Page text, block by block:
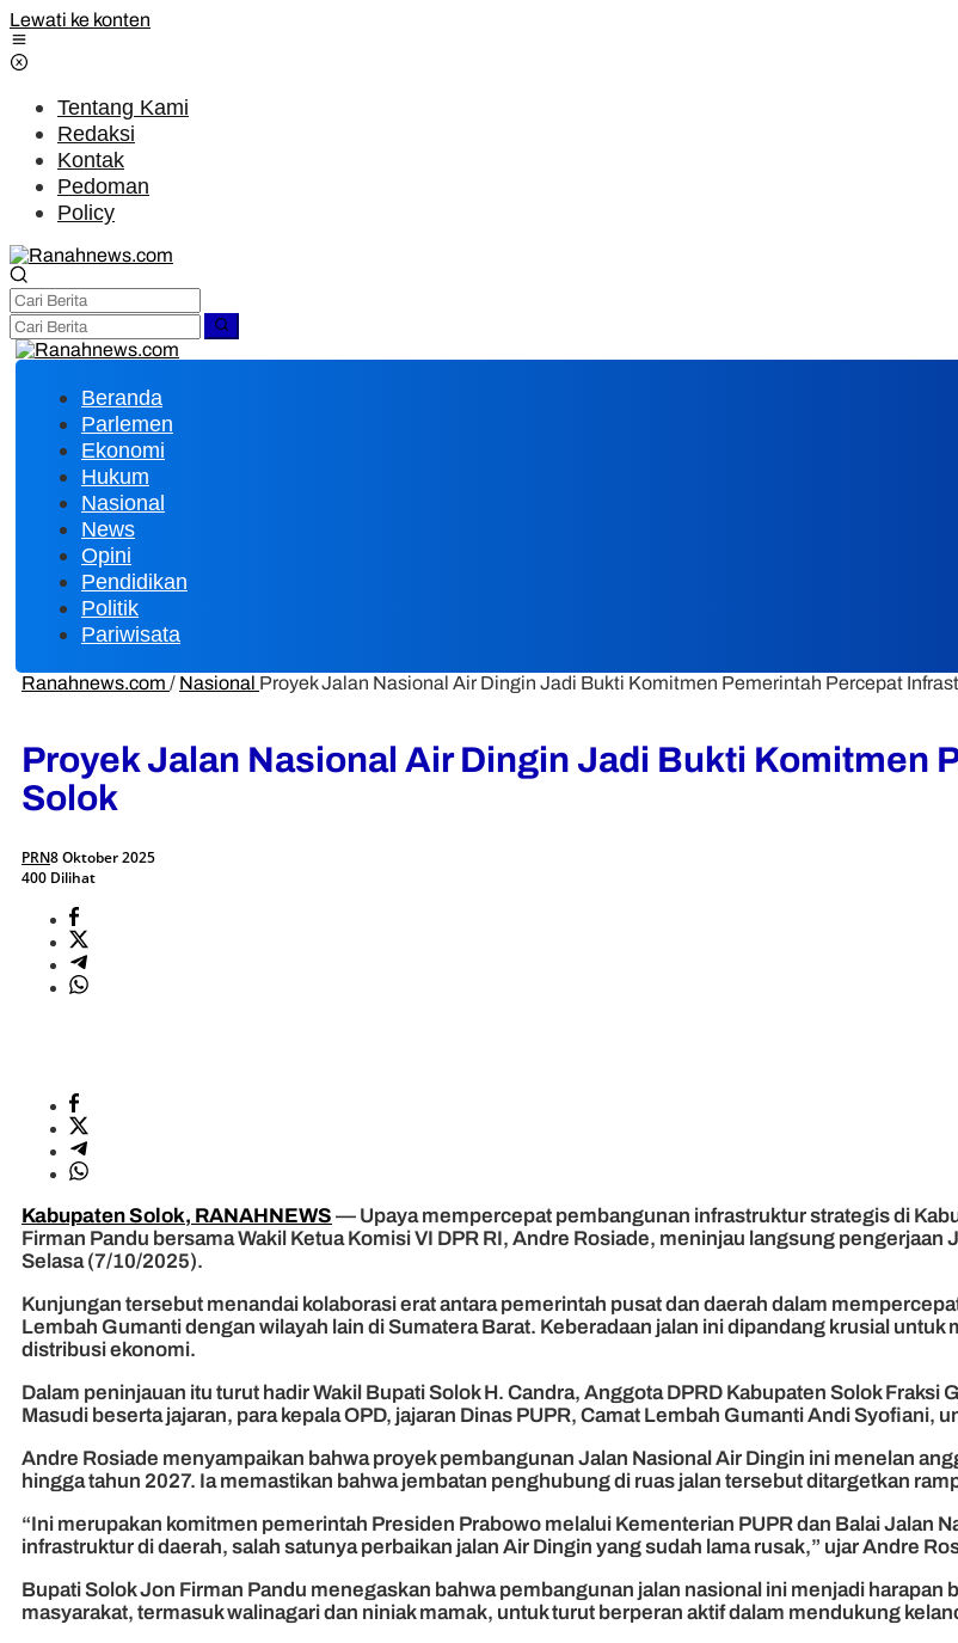
Lewati ke konten
Tentang Kami
Redaksi
Kontak
Pedoman
Policy
Beranda
Parlemen
Ekonomi
Hukum
Nasional
News
Opini
Pendidikan
Politik
Pariwisata
Ranahnews.com / Nasional Proyek Jalan Nasional Air Dingin Jadi Bukti Komitmen Pemerintah Percepat
Proyek Jalan Nasional Air Dingin Jadi Bukti Komitmen
Solok
PRN8 Oktober 2025
400 Dilihat
Kabupaten Solok, RANAHNEWS — Upaya mempercepat pembangunan infrastruktur strategis di
Firman Pandu bersama Wakil Ketua Komisi VI DPR RI, Andre Rosiade, meninjau langsung
Selasa (7/10/2025).
Kunjungan tersebut menandai kolaborasi erat antara pemerintah pusat dan daerah dalam
Lembah Gumanti dengan wilayah lain di Sumatera Barat. Keberadaan jalan ini dipandang krusial
distribusi ekonomi.
Dalam peninjauan itu turut hadir Wakil Bupati Solok H. Candra, Anggota DPRD Kabupaten Solok
Masudi beserta jajaran, para kepala OPD, jajaran Dinas PUPR, Camat Lembah Gumanti Andi Syofiani,
Andre Rosiade menyampaikan bahwa proyek pembangunan Jalan Nasional Air Dingin ini menelan
hingga tahun 2027. Ia memastikan bahwa jembatan penghubung di ruas jalan tersebut ditargetkan
“Ini merupakan komitmen pemerintah Presiden Prabowo melalui Kementerian PUPR dan Balai Jalan
infrastruktur di daerah, salah satunya perbaikan jalan Air Dingin yang sudah lama rusak,” ujar Andre
Bupati Solok Jon Firman Pandu menegaskan bahwa pembangunan jalan nasional ini menjadi
masyarakat, termasuk walinagari dan niniak mamak, untuk turut berperan aktif dalam mendukung